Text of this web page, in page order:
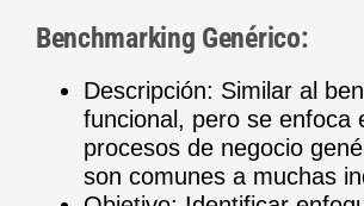
Benchmarking Genérico:
Descripción: Similar al
funcional, pero se enfoca
procesos de negocio
son comunes a muchas